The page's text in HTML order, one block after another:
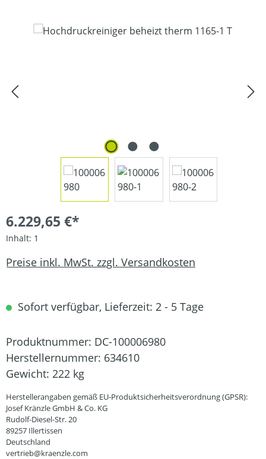
Bildergalerie überspringen
6.229,65 €*
Inhalt: 1
Preise inkl. MwSt. zzgl. Versandkosten
Sofort verfügbar, Lieferzeit: 2 - 5 Tage
Produktnummer: DC-100006980
Herstellernummer: 634610
Gewicht: 222 kg
Herstellerangaben gemäß EU-Produktsicherheitsverordnung (GPSR):
Josef Kränzle GmbH & Co. KG
Rudolf-Diesel-Str. 20
89257 Illertissen
Deutschland
vertrieb@kraenzle.com